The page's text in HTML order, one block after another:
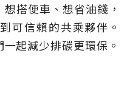
搭便車、想省油錢，
可信賴的共乘夥伴。
起減少排碳更環保。